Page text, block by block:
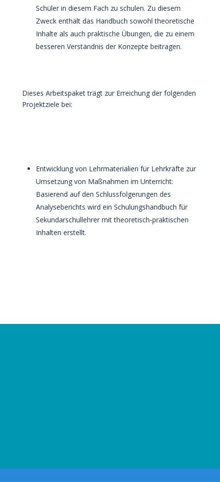
Schüler in diesem Fach zu schulen. Zu diesem
Zweck enthält das Handbuch sowohl theoretische
Inhalte als auch praktische Übungen, die zu einem
besseren Verständnis der Konzepte beitragen.
Dieses Arbeitspaket trägt zur Erreichung der folgenden
Projektziele bei:
Entwicklung von Lehrmaterialien für Lehrkräfte zur
Umsetzung von Maßnahmen im Unterricht:
Basierend auf den Schlussfolgerungen des
Analyseberichts wird ein Schulungshandbuch für
Sekundarschullehrer mit theoretisch-praktischen
Inhalten erstellt.